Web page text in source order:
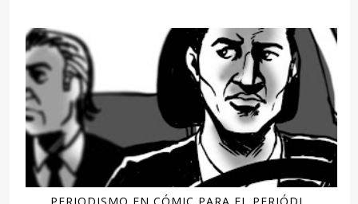
PERIODISMO EN CÓMIC PARA EL PERIÓDI...